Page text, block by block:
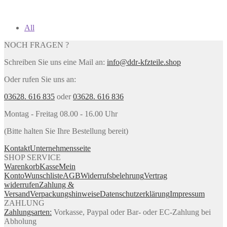
All
NOCH FRAGEN ?
Schreiben Sie uns eine Mail an: info@ddr-kfzteile.shop
Oder rufen Sie uns an:
03628. 616 835 oder03628. 616 836
Montag - Freitag 08.00 - 16.00 Uhr
(Bitte halten Sie Ihre Bestellung bereit)
KontaktUnternehmensseite
SHOP SERVICE
WarenkorbKasseMein
KontoWunschlisteAGBWiderrufsbelehrungVertrag
widerrufenZahlung &
VersandVerpackungshinweiseDatenschutzerklärungImpressum
ZAHLUNG
Zahlungsarten: Vorkasse, Paypal oder Bar- oder EC-Zahlung bei
Abholung